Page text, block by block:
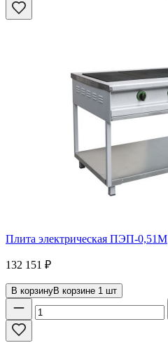
Плита электрическая ПЭП-0,51М
132 151 ₽
В корзинуВ корзине 1 шт